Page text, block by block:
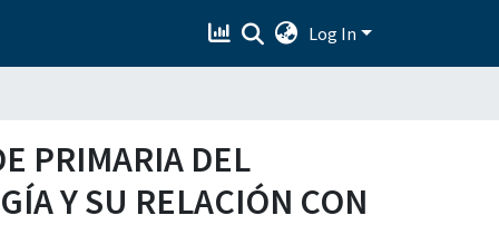
Log In
PRIMARIA DEL
Y SU RELACIÓN CON